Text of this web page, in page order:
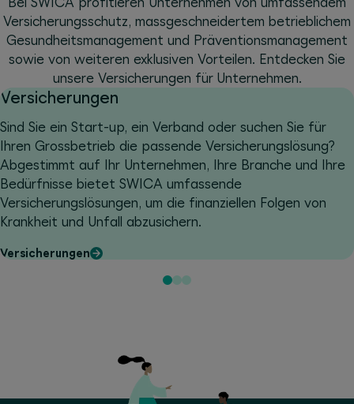
Versicherungsschutz, massgeschneidertem betrieblichem
Gesundheitsmanagement und Präventionsmanagement
sowie von weiteren exklusiven Vorteilen. Entdecken Sie
unsere Versicherungen für Unternehmen.
Versicherungen
Sind Sie ein Start-up, ein Verband oder suchen Sie für
Ihren Grossbetrieb die passende Versicherungslösung?
Abgestimmt auf Ihr Unternehmen, Ihre Branche und Ihre
Bedürfnisse bietet SWICA umfassende
Versicherungslösungen, um die finanziellen Folgen von
Krankheit und Unfall abzusichern.
Versicherungen